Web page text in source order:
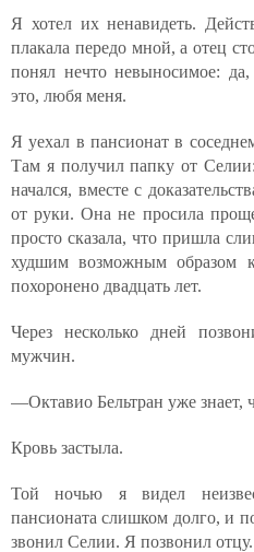
Я хотел их ненавидеть.
плакала передо мной, а отец
понял нечто невыносимое:
это, любя меня.
Я уехал в пансионат в
Там я получил папку от
начался, вместе с
от руки. Она не просила
просто сказала, что пришла
худшим возможным образом
похоронено двадцать лет.
Через несколько дней
мужчин.
—Октавио Бельтран уже знает,
Кровь застыла.
Той ночью я видел
пансионата слишком долго, и
звонил Селии. Я позвонил отцу.